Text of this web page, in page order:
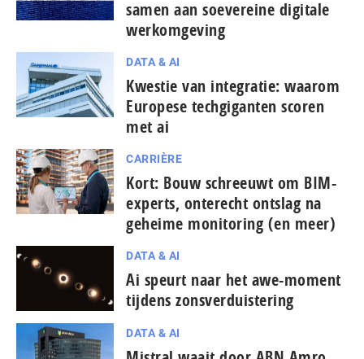
samen aan soevereine digitale
werkomgeving
DATA & AI
Kwestie van integratie: waarom
Europese tech­gi­gan­ten scoren
met ai
CARRIÈRE
Kort: Bouw schreeuwt om BIM-
experts, onterecht ontslag na
geheime monitoring (en meer)
DATA & AI
Ai speurt naar het awe-moment
tijdens zonsverduistering
DATA & AI